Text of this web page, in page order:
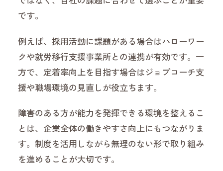
です。
例えば、採用活動に課題がある場合はハローワー
クや就労移行支援事業所との連携が有効です。一
方で、定着率向上を目指す場合はジョブコーチ支
援や職場環境の見直しが役立ちます。
障害のある方が能力を発揮できる環境を整えるこ
とは、企業全体の働きやすさ向上にもつながりま
す。制度を活用しながら無理のない形で取り組み
を進めることが大切です。